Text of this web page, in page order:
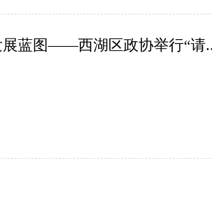
展蓝图——西湖区政协举行“请